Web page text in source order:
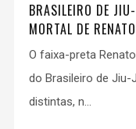
BRASILEIRO DE
MORTAL DE
O faixa-preta
do Brasileiro de
distintas, n...